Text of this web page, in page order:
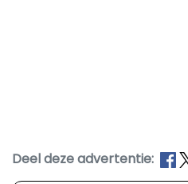
Deel deze advertentie: